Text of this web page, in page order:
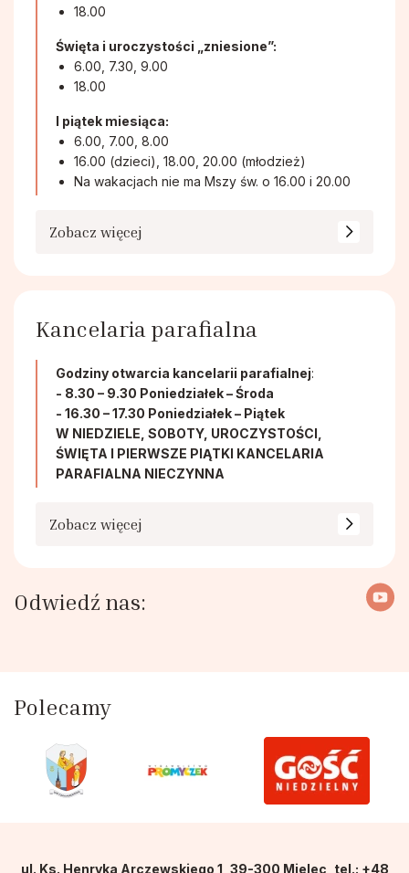
18.00
Święta i uroczystości „zniesione”:
6.00, 7.30, 9.00
18.00
I piątek miesiąca:
6.00, 7.00, 8.00
16.00 (dzieci), 18.00, 20.00 (młodzież)
Na wakacjach nie ma Mszy św. o 16.00 i 20.00
Zobacz więcej
Kancelaria parafialna
Godziny otwarcia kancelarii parafialnej:
- 8.30 – 9.30 Poniedziałek – Środa
- 16.30 – 17.30 Poniedziałek – Piątek
W NIEDZIELE, SOBOTY, UROCZYSTOŚCI,
ŚWIĘTA I PIERWSZE PIĄTKI KANCELARIA
PARAFIALNA NIECZYNNA
Zobacz więcej
Odwiedź nas:
Polecamy
ul. Ks. Henryka Arczewskiego 1, 39-300 Mielec, tel.: +48